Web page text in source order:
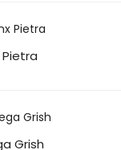
Pietra
Grish